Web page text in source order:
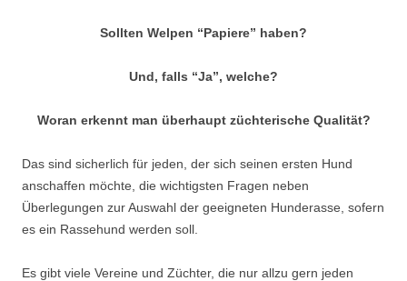
Sollten Welpen “Papiere” haben?
Und, falls “Ja”, welche?
Woran erkennt man überhaupt züchterische Qualität?
Das sind sicherlich für jeden, der sich seinen ersten Hund
anschaffen möchte, die wichtigsten Fragen neben
Überlegungen zur Auswahl der geeigneten Hunderasse, sofern
es ein Rassehund werden soll.
Es gibt viele Vereine und Züchter, die nur allzu gern jeden